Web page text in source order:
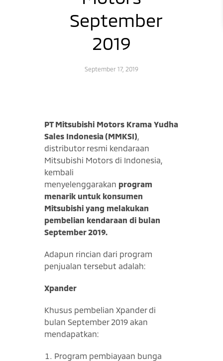
September
2019
September 17, 2019
PT Mitsubishi Motors Krama Yudha
Sales Indonesia (MMKSI),
distributor resmi kendaraan
Mitsubishi Motors di Indonesia,
kembali
menyelenggarakan program
menarik untuk konsumen
Mitsubishi yang melakukan
pembelian kendaraan di bulan
September 2019.
Adapun rincian dari program
penjualan tersebut adalah:
Xpander
Khusus pembelian Xpander di
bulan September 2019 akan
mendapatkan:
Program pembiayaan bunga